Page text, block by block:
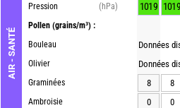
AIR - SANTÉ
Pression
(hPa)
Pollen (grains/m³) :
Bouleau
Olivier
Graminées
Ambroisie
1019 1019
Données
Données
8
8
0
0